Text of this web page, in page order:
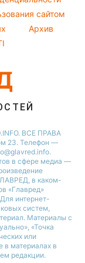
сайтом
Архив
ВСЕ ПРАВА
23. Телефон —
в сфере медиа —
в каком-
«Главред»
интернет-
систем,
Материалы с
«Точка
или
в материалах в
редакции.